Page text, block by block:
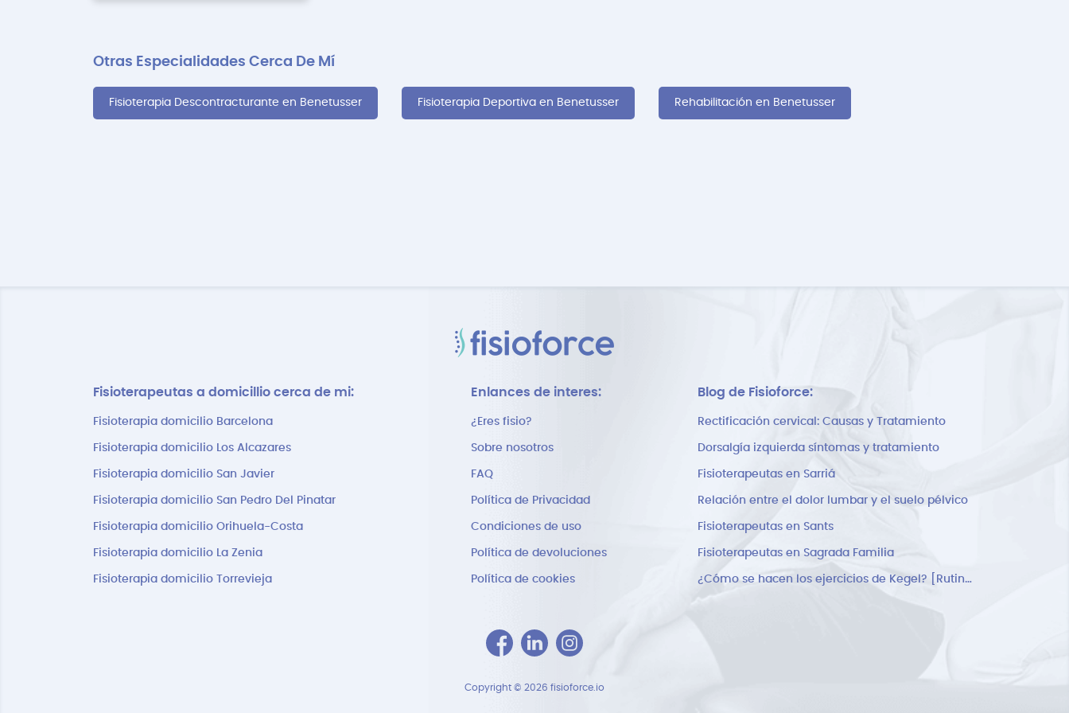
Otras Especialidades Cerca De Mí
Fisioterapia Descontracturante en Benetusser Fisioterapia Deportiva en Benetusser Rehabilitación en Benetusser
Fisioterapeutas a domicillio cerca de mi:
Fisioterapia domicilio Barcelona
Fisioterapia domicilio Los Alcazares
Fisioterapia domicilio San Javier
Fisioterapia domicilio San Pedro Del Pinatar
Fisioterapia domicilio Orihuela-Costa
Fisioterapia domicilio La Zenia
Fisioterapia domicilio Torrevieja
Enlances de interes:
¿Eres fisio?
Sobre nosotros
FAQ
Política de Privacidad
Condiciones de uso
Política de devoluciones
Política de cookies
Blog de Fisioforce:
Rectificación cervical: Causas y Tratamiento
Dorsalgía izquierda síntomas y tratamiento
Fisioterapeutas en Sarriá
Relación entre el dolor lumbar y el suelo pélvico
Fisioterapeutas en Sants
Fisioterapeutas en Sagrada Familia
¿Cómo se hacen los ejercicios de Kegel? [Rutina]
Copyright © 2026 fisioforce.io